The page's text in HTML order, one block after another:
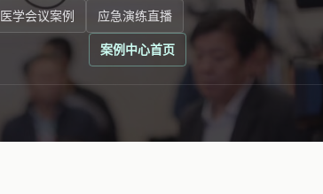
医学会议案例
应急演练直播
案例中心首页